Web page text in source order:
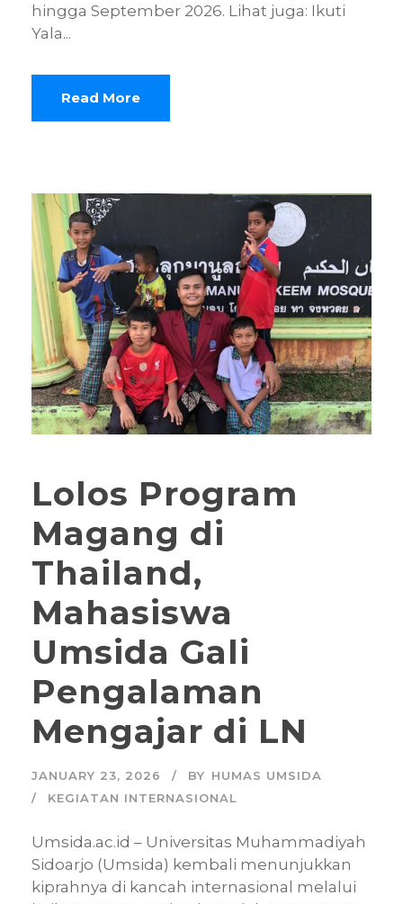
hingga September 2026. Lihat juga: Ikuti
Yala...
Read More
Lolos Program
Magang di
Thailand,
Mahasiswa
Umsida Gali
Pengalaman
Mengajar di LN
JANUARY 23, 2026 BY HUMAS UMSIDA
KEGIATAN INTERNASIONAL
Umsida.ac.id – Universitas Muhammadiyah
Sidoarjo (Umsida) kembali menunjukkan
kiprahnya di kancah internasional melalui